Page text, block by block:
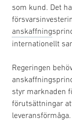
som kund. Det
anskaffning
internationellt
Regeringen
styr marknaden
förutsättningar
leveransförmåga.